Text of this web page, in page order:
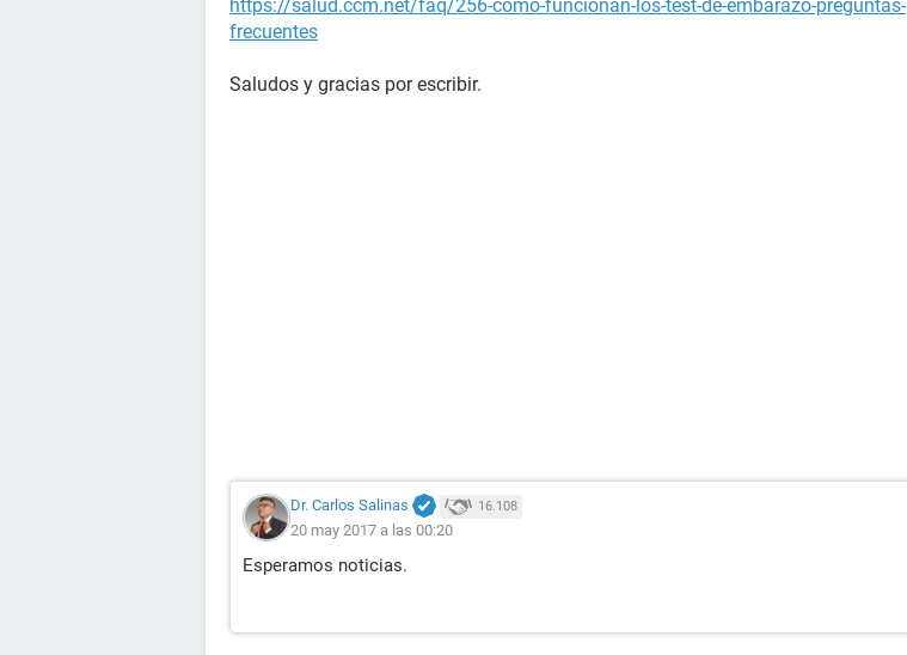
https://salud.ccm.net/faq/256-como-funcionan-los-test-de-embarazo-preguntas-
frecuentes
Saludos y gracias por escribir.
Dr. Carlos Salinas 16.108
20 may 2017 a las 00:20
Esperamos noticias.